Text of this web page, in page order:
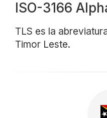
ISO-3166
TLS es la
Timor Leste.